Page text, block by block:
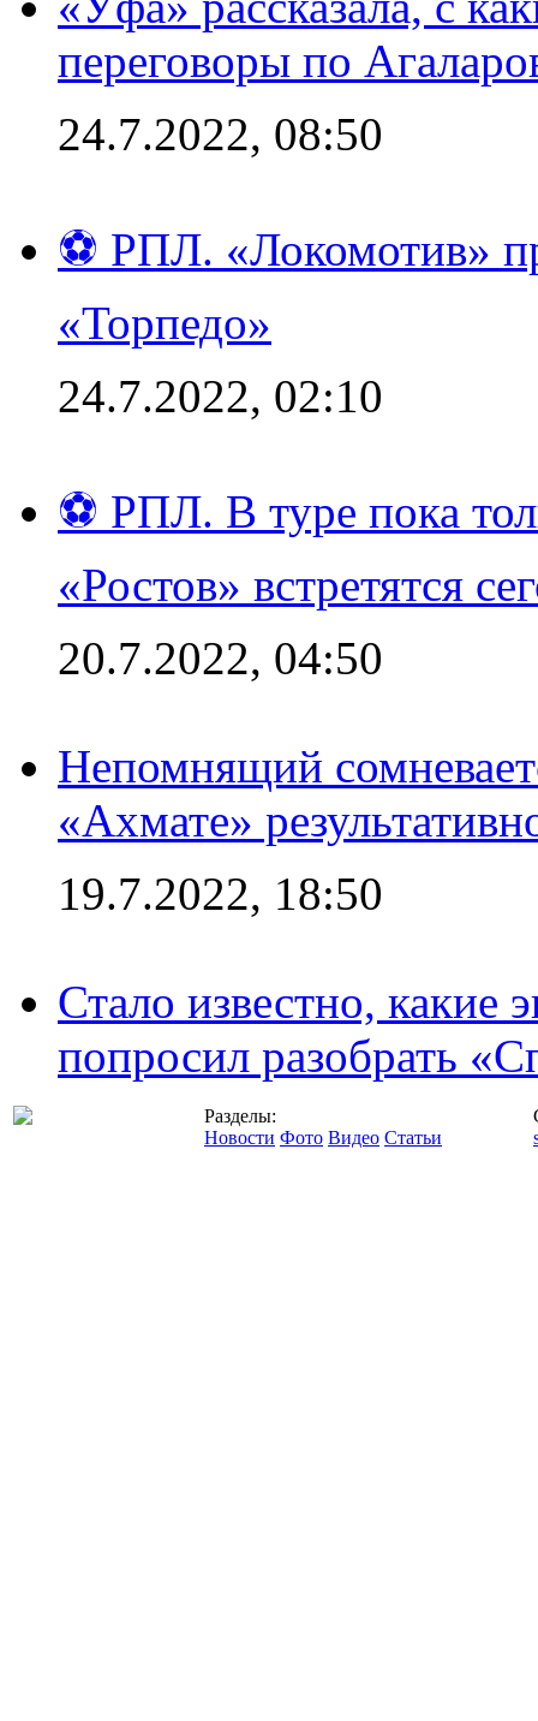
переговоры по
24.7.2022, 08:50
⚽ РПЛ. «Локомотив»
«Торпедо»
24.7.2022, 02:10
⚽ РПЛ. В туре пока
«Ростов» встретятся
20.7.2022, 04:50
Непомнящий
«Ахмате»
19.7.2022, 18:50
Стало известно, какие
попросил разобрать
Разделы:
Новости Фото Видео Статьи